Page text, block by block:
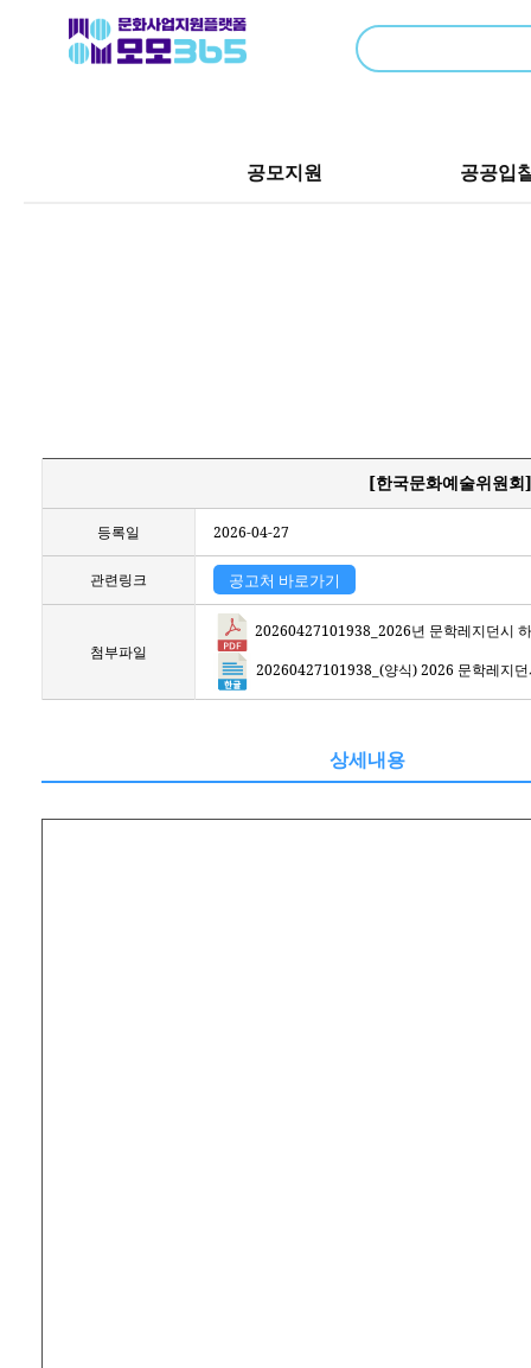
공모지원 공공입
[한국문화예술위원
등록일 2026-04-27
관련링크 공고처 바로가기
첨부파일
20260427101938_2026년 문학레지던시
20260427101938_(양식) 2026 문학레지
상세내용